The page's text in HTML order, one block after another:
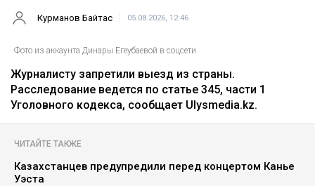
Курманов Байтас 05.08.2026, 12:46
Фото из аккаунта Динары Егеубаевой в соцсети
Журналисту запретили выезд из страны.
Расследование ведется по статье 345, части 1
Уголовного кодекса, сообщает Ulysmedia.kz.
ЧИТАЙТЕ ТАКЖЕ
Казахстанцев предупредили перед концертом Канье
Уэста